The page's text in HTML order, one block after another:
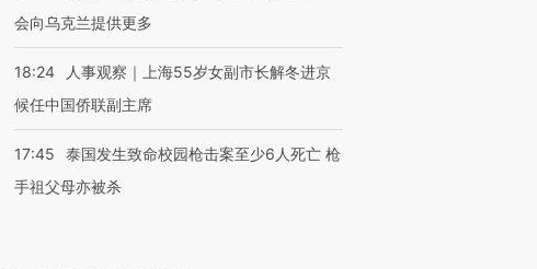
会向乌克兰提供更多
18:24
人事观察｜上海55岁女副市长解冬进京
候任中国侨联副主席
17:45
泰国发生致命校园枪击案至少6人死亡 枪
手祖父母亦被杀